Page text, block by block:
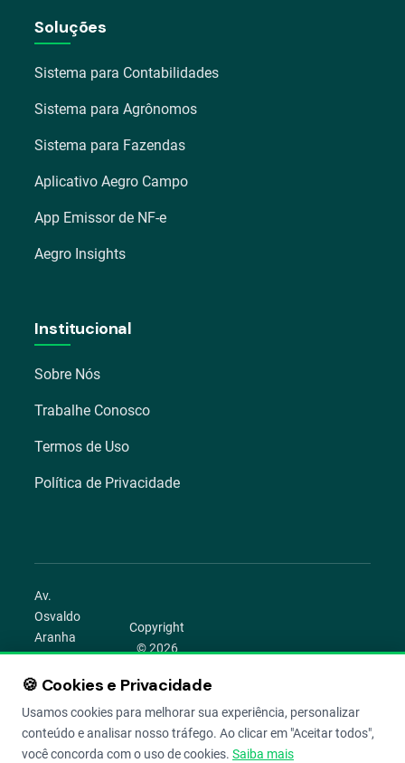
Soluções
Sistema para Contabilidades
Sistema para Agrônomos
Sistema para Fazendas
Aplicativo Aegro Campo
App Emissor de NF-e
Aegro Insights
Institucional
Sobre Nós
Trabalhe Conosco
Termos de Uso
Política de Privacidade
Av.
Osvaldo
Aranha
1022 –
Bom
Porto
Alegre –
Copyright
© 2026
Todos os
direitos
reservados.
🍪 Cookies e Privacidade
Usamos cookies para melhorar sua experiência, personalizar
conteúdo e analisar nosso tráfego. Ao clicar em "Aceitar todos",
você concorda com o uso de cookies. Saiba mais